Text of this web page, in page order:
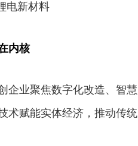
电新材料
内核
企业聚焦数字化改造、智
术赋能实体经济，推动传